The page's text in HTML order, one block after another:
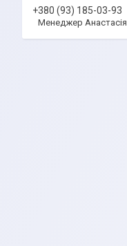
+380 (93) 185-03-93
Менеджер Анастасія